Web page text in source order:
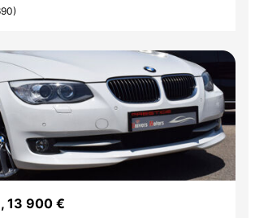
13 900 €